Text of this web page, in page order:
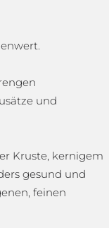
Frische sind
und
Kruste, kernigem
gesund und
feinen